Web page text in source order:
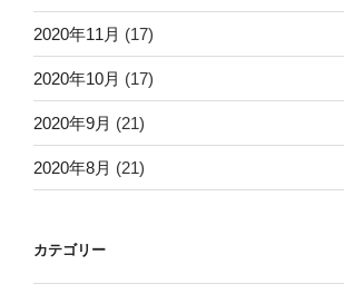
2020年11月 (17)
2020年10月 (17)
2020年9月 (21)
2020年8月 (21)
カテゴリー